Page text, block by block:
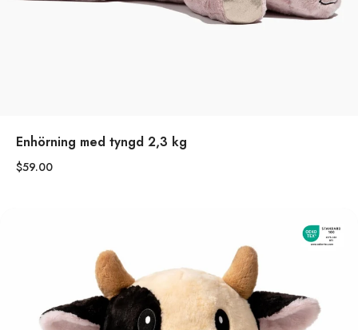
Enhörning med tyngd 2,3 kg
$59.00